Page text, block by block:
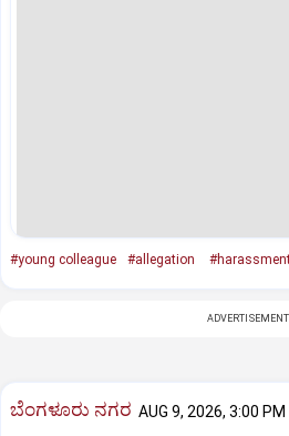
#young colleague #allegation
ADVERTISEMENT
ಬೆಂಗಳೂರು ನಗರ AUG 9, 2026, 3:00 PM